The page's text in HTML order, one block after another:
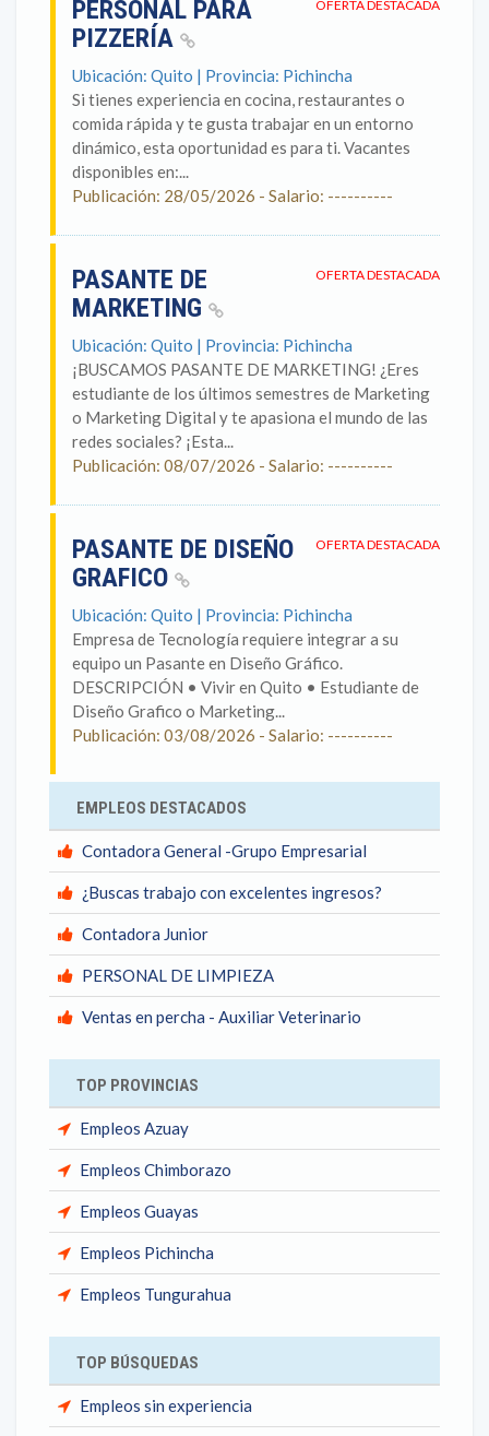
OFERTA DESTACADA
PERSONAL PARA
PIZZERÍA
Ubicación: Quito | Provincia: Pichincha
Si tienes experiencia en cocina, restaurantes o
comida rápida y te gusta trabajar en un entorno
dinámico, esta oportunidad es para ti. Vacantes
disponibles en:...
Publicación: 28/05/2026 - Salario: ----------
OFERTA DESTACADA
PASANTE DE
MARKETING
Ubicación: Quito | Provincia: Pichincha
¡BUSCAMOS PASANTE DE MARKETING! ¿Eres
estudiante de los últimos semestres de Marketing
o Marketing Digital y te apasiona el mundo de las
redes sociales? ¡Esta...
Publicación: 08/07/2026 - Salario: ----------
OFERTA DESTACADA
PASANTE DE DISEÑO
GRAFICO
Ubicación: Quito | Provincia: Pichincha
Empresa de Tecnología requiere integrar a su
equipo un Pasante en Diseño Gráfico.
DESCRIPCIÓN • Vivir en Quito • Estudiante de
Diseño Grafico o Marketing...
Publicación: 03/08/2026 - Salario: ----------
EMPLEOS DESTACADOS
Contadora General -Grupo Empresarial
¿Buscas trabajo con excelentes ingresos?
Contadora Junior
PERSONAL DE LIMPIEZA
Ventas en percha - Auxiliar Veterinario
TOP PROVINCIAS
Empleos Azuay
Empleos Chimborazo
Empleos Guayas
Empleos Pichincha
Empleos Tungurahua
TOP BÚSQUEDAS
Empleos sin experiencia